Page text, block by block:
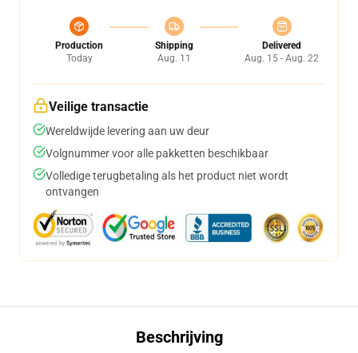
Production
Today
Shipping
Aug. 11
Delivered
Aug. 15 - Aug. 22
Veilige transactie
Wereldwijde levering aan uw deur
Volgnummer voor alle pakketten beschikbaar
Volledige terugbetaling als het product niet wordt
ontvangen
Beschrijving